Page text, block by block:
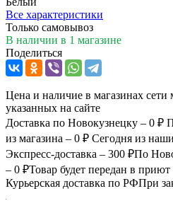
Все характеристики
Только самовывоз
В наличии в 1 магазине
Поделиться
Цена и наличие в магазинах сети
указанных на сайте
Доставка по Новокузнецку – 0 ₽
из магазина – 0 ₽ Сегодня из
Экспресс-доставка – 300 ₽По
– 0 ₽Товар будет передан в приют
Курьерская доставка по РФПри